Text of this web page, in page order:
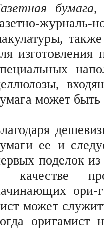
изготовления
может
ее и
поделок
качестве
ори-
может
оригамист